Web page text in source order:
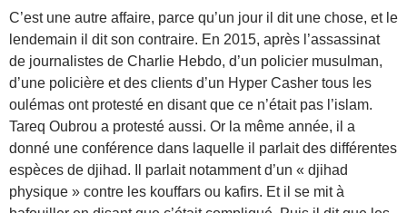
C’est une autre affaire, parce qu’un jour il dit une chose, et le
lendemain il dit son contraire. En 2015, après l’assassinat
de journalistes de Charlie Hebdo, d’un policier musulman,
d’une policière et des clients d’un Hyper Casher tous les
oulémas ont protesté en disant que ce n’était pas l’islam.
Tareq Oubrou a protesté aussi. Or la même année, il a
donné une conférence dans laquelle il parlait des différentes
espèces de djihad. Il parlait notamment d’un « djihad
physique » contre les kouffars ou kafirs. Et il se mit à